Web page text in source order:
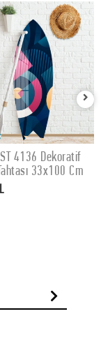
SEPETE EKLE
4136 Dekoratif
33x100 Cm